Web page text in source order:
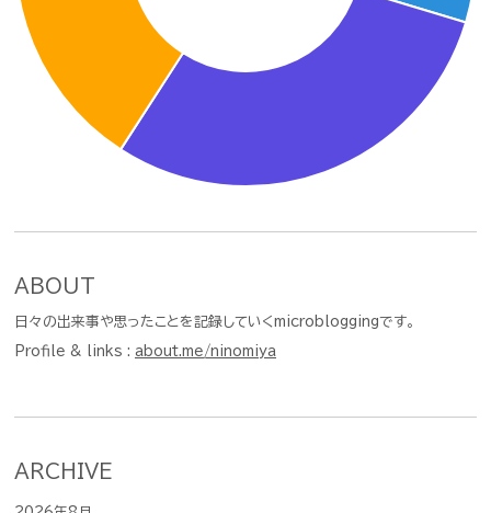
ABOUT
日々の出来事や思ったことを記録していくmicrobloggingです。
Profile & links : about.me/ninomiya
ARCHIVE